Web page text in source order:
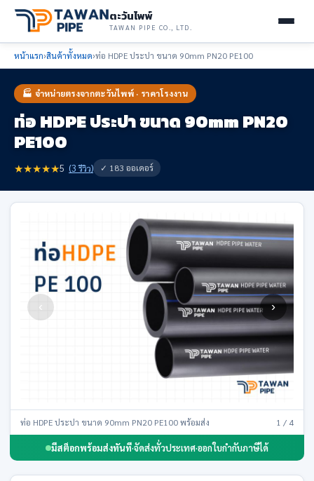
ตะวันไพพ์
TAWAN PIPE CO., LTD.
หน้าแรก›สินค้าทั้งหมด›ท่อ HDPE ประปา ขนาด 90mm PN20 PE100
🏭 จำหน่ายตรงจากตะวันไพพ์ · ราคาโรงงาน
ท่อ HDPE ประปา ขนาด 90mm PN20
PE100
★★★★★5 (3 รีวิว) ✓ 183 ออเดอร์
‹ ›
ท่อ HDPE ประปา ขนาด 90mm PN20 PE100 พร้อมส่ง 1 / 4
มีสต็อกพร้อมส่งทันที·จัดส่งทั่วประเทศ·ออกใบกำกับภาษีได้